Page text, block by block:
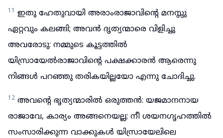
11 ഇതു ഹേതുവായി അരാംരാജാവിന്റെ മനസ്സു
ഏറ്റവും കലങ്ങി; അവൻ ദൃത്യന്മാരെ വിളിച്ചു
അവരോടു: നമ്മുടെ കൂട്ടത്തിൽ
യിസ്രായേൽരാജാവിന്റെ പക്ഷക്കാരൻ ആരെന്നു
നിങ്ങൾ പറഞ്ഞു തരികയില്ലയോ എന്നു ചോദിച്ചു.
12 അവന്റെ ഭൃത്യന്മാരിൽ ഒരുത്തൻ: യജമാനനായ
രാജാവേ, കാര്യം അങ്ങനെയല്ല; നീ ശയനഗൃഹത്തിൽ
സംസാരിക്കുന്ന വാക്കുകൾ യിസ്രായേലിലെ